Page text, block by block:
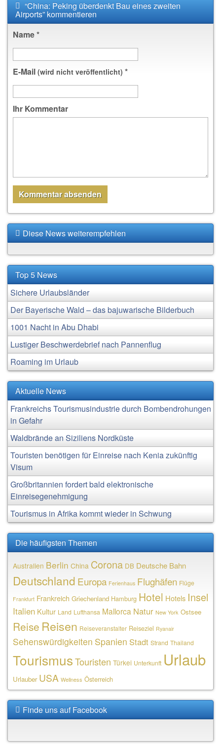
“China: Peking überdenkt Bau eines zweiten
Airports” kommentieren
Name*
E-Mail (wird nicht veröffentlicht) *
Ihr Kommentar
Diese News weiterempfehlen
Top 5 News
Sichere Urlaubsländer
Der Bayerische Wald – das bajuwarische Bilderbuch
1001 Nacht in Abu Dhabi
Lustiger Beschwerdebrief nach Pannenflug
Roaming im Urlaub
Aktuelle News
Frankreichs Tourismusindustrie durch Bombendrohungen
in Gefahr
Waldbrände an Siziliens Nordküste
Touristen benötigen für Einreise nach Kenia zukünftig
Visum
Großbritannien fordert bald elektronische
Einreisegenehmigung
Tourismus in Afrika kommt wieder in Schwung
Die häufigsten Themen
Australien Berlin China Corona DB Deutsche Bahn
Deutschland Europa Ferienhaus Flughäfen Flüge
Frankfurt Frankreich Griechenland Hamburg Hotel Hotels Insel
Italien Kultur Land Lufthansa Mallorca Natur New York Ostsee
Reise Reisen Reiseveranstalter Reiseziel Ryanair
Sehenswürdigkeiten Spanien Stadt Strand Thailand
TourismusTouristen Türkei Unterkunft Urlaub
Urlauber USA Wellness Österreich
Finde uns auf Facebook